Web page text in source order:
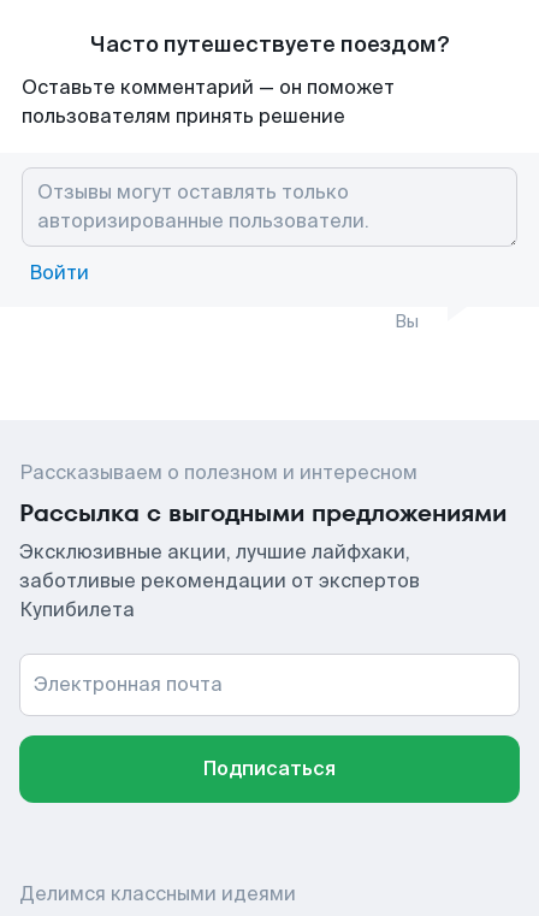
Часто путешествуете поездом?
Оставьте комментарий — он поможет
пользователям принять решение
Войти
Вы
Рассказываем о полезном и интересном
Рассылка с выгодными предложениями
Эксклюзивные акции, лучшие лайфхаки,
заботливые рекомендации от экспертов
Купибилета
Электронная почта
Подписаться
Делимся классными идеями